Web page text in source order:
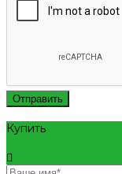
Отправить
Купить